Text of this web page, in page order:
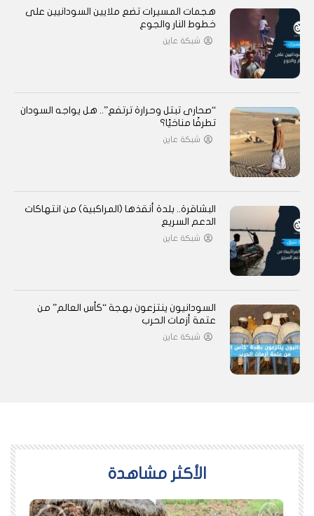
هجمات المسيرات تضع ملايين السودانيين على
خطوط النار والجوع
شبكة عاين
“صحارى تبتل وحرارة ترتفع”.. هل يواجه السودان
تطرفًا مناخيًا؟
شبكة عاين
البشاقرة.. بلدة أنقذها (المراكبية) من انتهاكات
الدعم السريع
شبكة عاين
السودانيون ينتزعون بهجة “كأس العالم” من
عتمة أزمات الحرب
شبكة عاين
اﻷكثر مشاهدة